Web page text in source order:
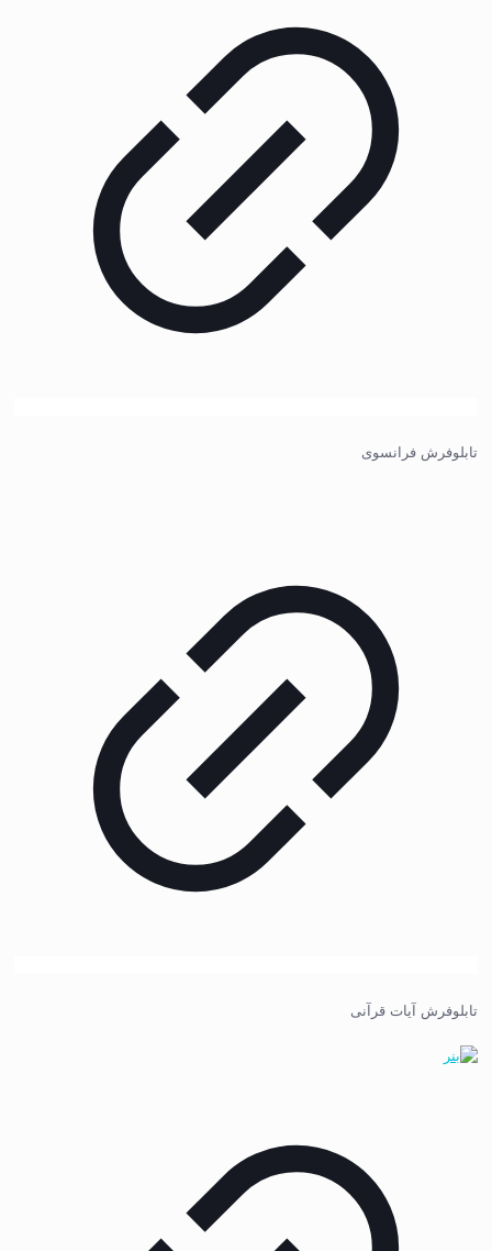
تابلوفرش فرانسوی
تابلوفرش آیات قرآنی